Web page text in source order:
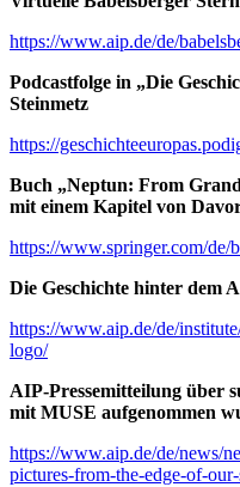
https://www.aip.de/de/
Podcastfolge in „Die
Steinmetz
https://
Buch „Neptun: From
mit einem Kapitel von
https://www.springer.com/de/
Die Geschichte hinter dem
https://www.aip.de/de/
logo/
AIP-Pressemitteilung über
mit MUSE aufgenommen
https://www.aip.de/de/news/
pictures-from-the-edge-of-